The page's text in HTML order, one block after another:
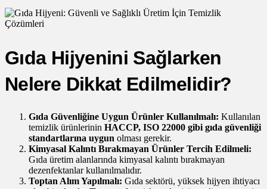
Gıda Hijyenini Sağlarken
Nelere Dikkat Edilmelidir?
Gıda Güvenliğine Uygun Ürünler Kullanılmalı: Kullanılan
temizlik ürünlerinin HACCP, ISO 22000 gibi gıda güvenliği
standartlarına uygun olması gerekir.
Kimyasal Kalıntı Bırakmayan Ürünler Tercih Edilmeli:
Gıda üretim alanlarında kimyasal kalıntı bırakmayan
dezenfektanlar kullanılmalıdır.
Toptan Alım Yapılmalı: Gıda sektörü, yüksek hijyen ihtiyacı